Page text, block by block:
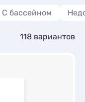
С бассейном
118 вариантов